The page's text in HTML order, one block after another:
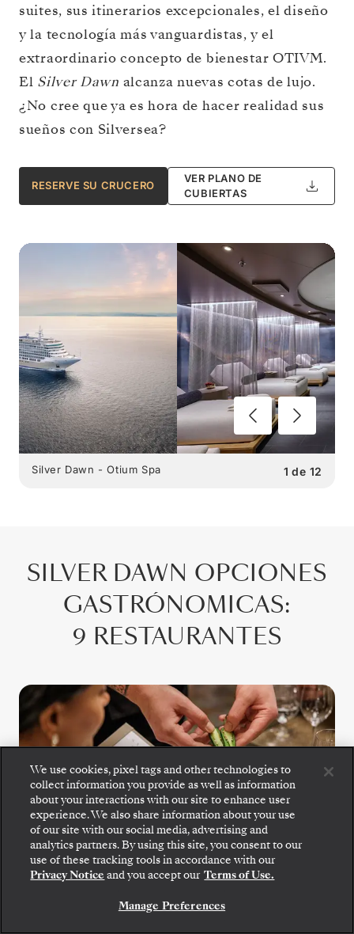
suites, sus itinerarios excepcionales, el diseño
y la tecnología más vanguardistas, y el
extraordinario concepto de bienestar OTIVM.
El Silver Dawn alcanza nuevas cotas de lujo.
¿No cree que ya es hora de hacer realidad sus
sueños con Silversea?
RESERVE SU CRUCERO
VER PLANO DE
CUBIERTAS
1 de 12
Silver Dawn - Otium Spa
SILVER DAWN OPCIONES
GASTRÓNOMICAS:
9 RESTAURANTES
S.A.L.T. Kitchen
S.A.L.T. Kitchen ofrece un menú en
él se alzan como protagonistas las
Suba a bordo: elija su suite y revise las tarifas y los
servicios incluidos antes de confirmar de forma
segura su viaje con Silversea.
RESERVE SU SUITE
We use cookies, pixel tags and other technologies to
collect information you provide as well as information
about your interactions with our site to enhance user
experience. We also share information about your use
of our site with our social media, advertising and
analytics partners. By using this site, you consent to our
use of these tracking tools in accordance with our
Privacy Notice and you accept our Terms of Use.
Manage Preferences